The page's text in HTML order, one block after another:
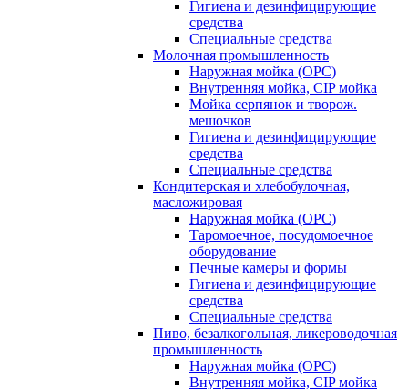
Гигиена и дезинфицирующие
средства
Специальные средства
Молочная промышленность
Наружная мойка (ОРС)
Внутренняя мойка, CIP мойка
Мойка серпянок и творож.
мешочков
Гигиена и дезинфицирующие
средства
Специальные средства
Кондитерская и хлебобулочная,
масложировая
Наружная мойка (ОРС)
Таромоечное, посудомоечное
оборудование
Печные камеры и формы
Гигиена и дезинфицирующие
средства
Специальные средства
Пиво, безалкогольная, ликероводочная
промышленность
Наружная мойка (ОРС)
Внутренняя мойка, CIP мойка